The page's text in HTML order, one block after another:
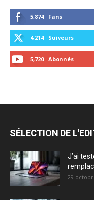
5,874 Fans
4,214 Suiveurs
5,720 Abonnés
SÉLECTION DE
J’ai
29